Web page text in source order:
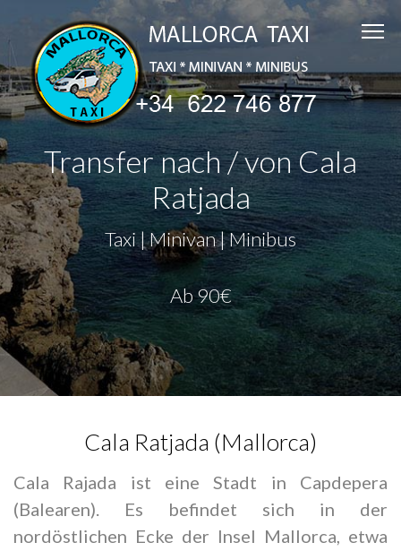
Transfer nach / von Cala
Ratjada
Taxi | Minivan | Minibus
Ab 90€
Cala Ratjada (Mallorca)
Cala Rajada ist eine Stadt in Capdepera
(Balearen). Es befindet sich in der
nordöstlichen Ecke der Insel Mallorca, etwa